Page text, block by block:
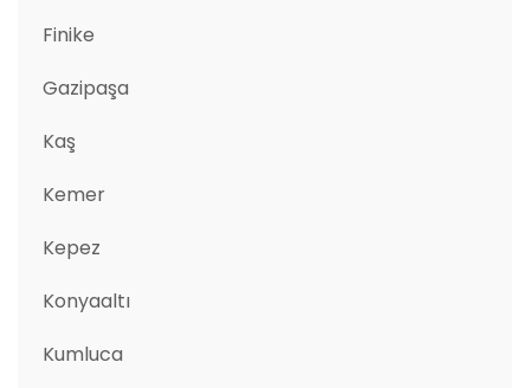
Finike
Gazipaşa
Kaş
Kemer
Kepez
Konyaaltı
Kumluca